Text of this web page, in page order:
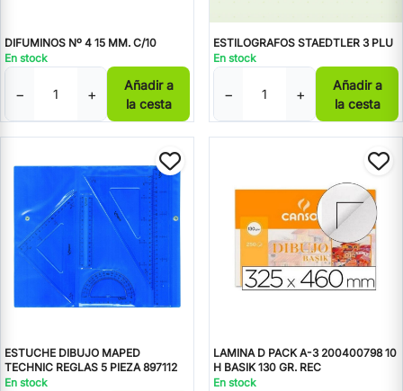
DIFUMINOS Nº 4 15 MM. C/10
En stock
− +
Añadir a
la cesta
ESTILOGRAFOS STAEDTLER 3 PLU
En stock
− +
Añadir a
la cesta
ESTUCHE DIBUJO MAPED
TECHNIC REGLAS 5 PIEZA 897112
En stock
LAMINA D PACK A-3 200400798 10
H BASIK 130 GR. REC
En stock